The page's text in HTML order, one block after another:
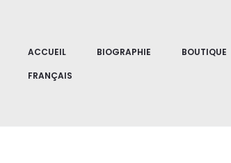
ACCUEIL BIOGRAPHIE BOUTIQUE
FRANÇAIS